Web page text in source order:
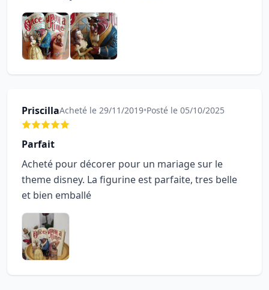
PriscillaAcheté le 29/11/2019•Posté le 05/10/2025
Parfait
Acheté pour décorer pour un mariage sur le
theme disney. La figurine est parfaite, tres belle
et bien emballé